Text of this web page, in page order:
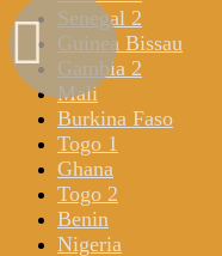
Senegal 2
Guinea Bissau
Gambia 2
Mali
Burkina Faso
Togo 1
Ghana
Togo 2
Benin
Nigeria